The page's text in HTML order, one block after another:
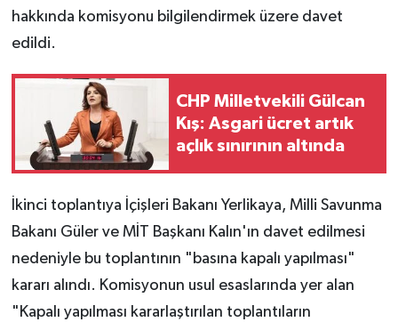
hakkında komisyonu bilgilendirmek üzere davet
edildi.
CHP Milletvekili Gülcan
Kış: Asgari ücret artık
açlık sınırının altında
İkinci toplantıya İçişleri Bakanı Yerlikaya, Milli Savunma
Bakanı Güler ve MİT Başkanı Kalın'ın davet edilmesi
nedeniyle bu toplantının "basına kapalı yapılması"
kararı alındı. Komisyonun usul esaslarında yer alan
"Kapalı yapılması kararlaştırılan toplantıların